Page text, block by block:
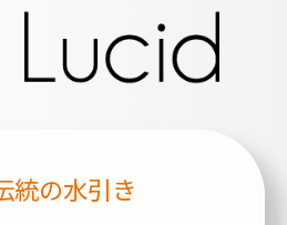
統の水引き